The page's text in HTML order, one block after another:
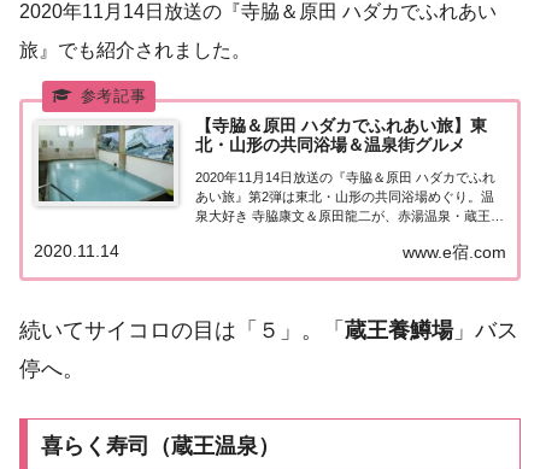
2020年11月14日放送の『寺脇＆原田 ハダカでふれあい
旅』でも紹介されました。
【寺脇＆原田 ハダカでふれあい旅】東
北・山形の共同浴場＆温泉街グルメ
2020年11月14日放送の『寺脇＆原田 ハダカでふれ
あい旅』第2弾は東北・山形の共同浴場めぐり。温
泉大好き 寺脇康文＆原田龍二が、赤湯温泉・蔵王温
店・名所を巡ります！こちらのページでは番組で紹
www.e宿.com
2020.11.14
続いてサイコロの目は「５」。「 蔵王養鱒場」バス
停へ。
喜らく寿司（蔵王温泉）